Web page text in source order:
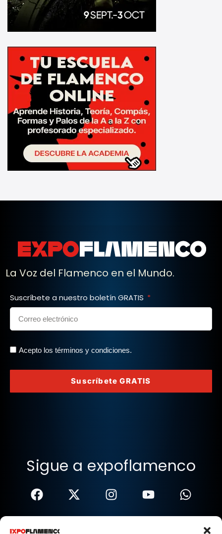
La Voz del Flamenco en el Mundo.
Suscríbete a nuestro boletín GRATIS
Acepto los términos y condiciones.
Suscríbete GRATIS
Sigue a expoflamenco